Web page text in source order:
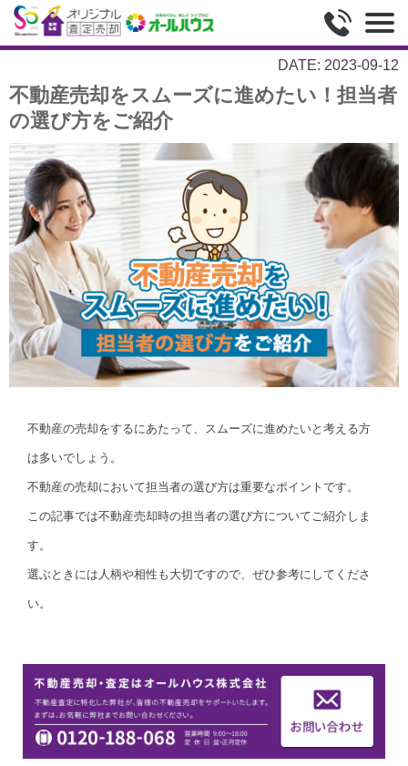
DATE: 2023-09-12
不動産売却をスムーズに進めたい！担当者
の選び方をご紹介
不動産の売却をするにあたって、スムーズに進めたいと考える方
は多いでしょう。
不動産の売却において担当者の選び方は重要なポイントです。
この記事では不動産売却時の担当者の選び方についてご紹介しま
す。
選ぶときには人柄や相性も大切ですので、ぜひ参考にしてくださ
い。